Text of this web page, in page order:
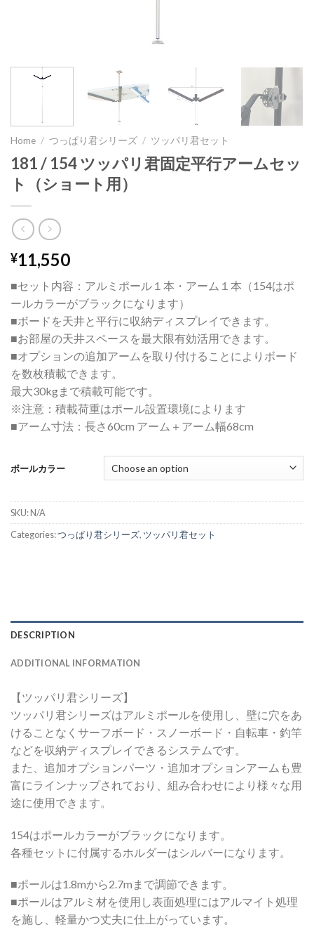
Home / つっぱり君シリーズ / ツッパリ君セット
181 / 154 ツッパリ君固定平行アームセッ
ト（ショート用）
¥11,550
■セット内容：アルミポール１本・アーム１本（154はポ
ールカラーがブラックになります）
■ボードを天井と平行に収納ディスプレイできます。
■お部屋の天井スペースを最大限有効活用できます。
■オプションの追加アームを取り付けることによりボード
を数枚積載できます。
最大30kgまで積載可能です。
※注意：積載荷重はポール設置環境によります
■アーム寸法：長さ60cm アーム＋アーム幅68cm
ポールカラー
SKU:N/A
Categories:つっぱり君シリーズ, ツッパリ君セット
DESCRIPTION
ADDITIONAL INFORMATION
【ツッパリ君シリーズ】
ツッパリ君シリーズはアルミポールを使用し、壁に穴をあ
けることなくサーフボード・スノーボード・自転車・釣竿
などを収納ディスプレイできるシステムです。
また、追加オプションパーツ・追加オプションアームも豊
富にラインナップされており、組み合わせにより様々な用
途に使用できます。
154はポールカラーがブラックになります。
各種セットに付属するホルダーはシルバーになります。
■ポールは1.8mから2.7mまで調節できます。
■ポールはアルミ材を使用し表面処理にはアルマイト処理
を施し、軽量かつ丈夫に仕上がっています。